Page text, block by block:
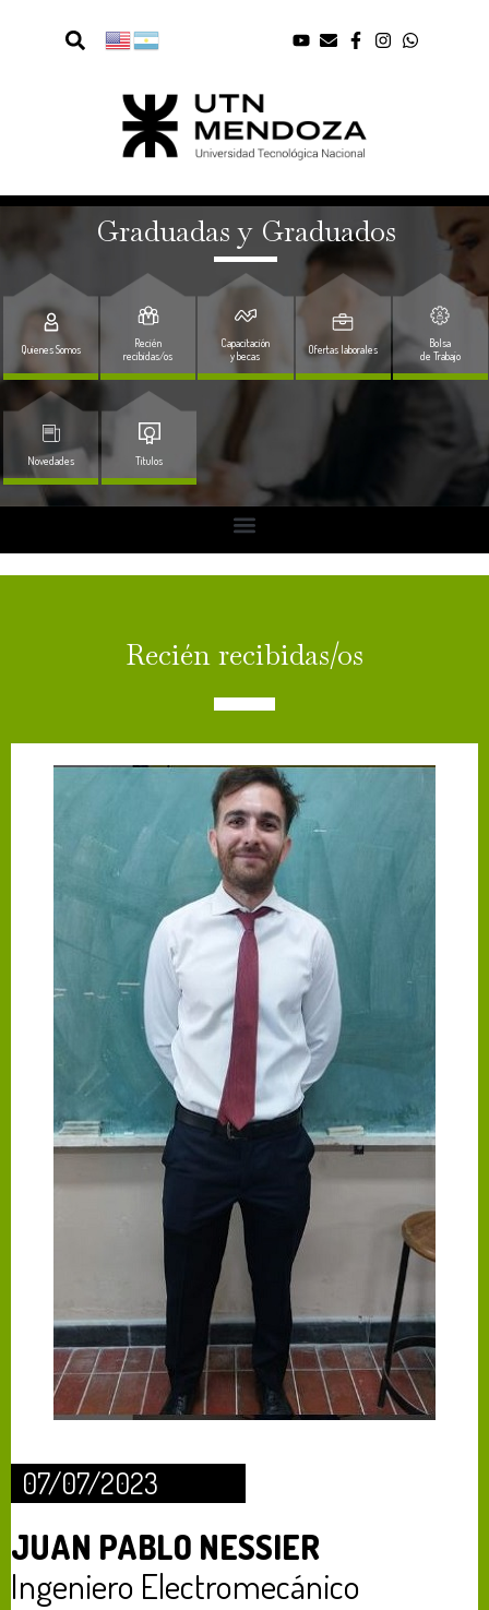
Graduadas y Graduados
Quienes Somos
Recién
recibidas/os
Capacitación
y becas
Ofertas laborales
Bolsa
de Trabajo
Novedades Titulos
Recién recibidas/os
07/07/2023
JUAN PABLO NESSIER
Ingeniero Electromecánico